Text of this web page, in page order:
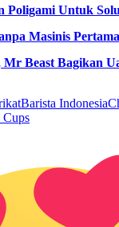
Poligami Untuk
Masinis
Beast Bagikan
Barista Indonesia